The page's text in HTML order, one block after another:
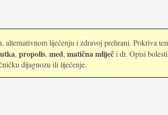
liječenju i zdravoj prehrani. Pokriva
, propolis, med, matična mliječi dr. Opisi
dijagnozu ili liječenje.